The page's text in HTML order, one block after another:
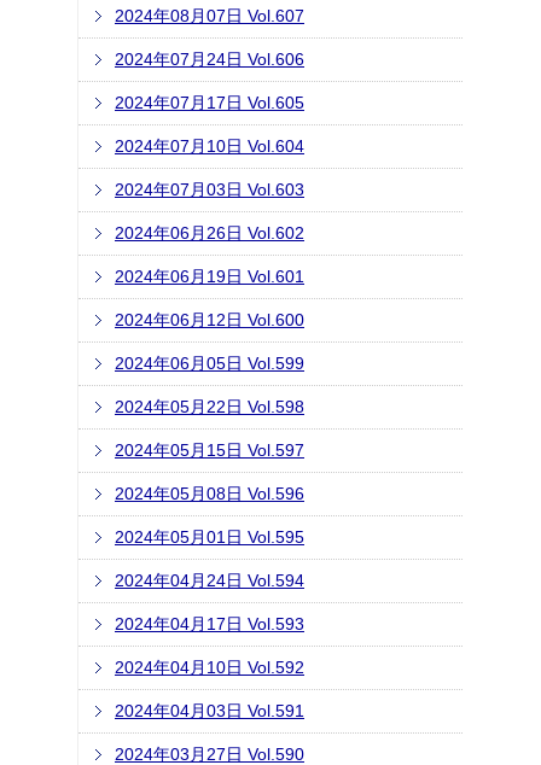
2024年08月07日 Vol.607
2024年07月24日 Vol.606
2024年07月17日 Vol.605
2024年07月10日 Vol.604
2024年07月03日 Vol.603
2024年06月26日 Vol.602
2024年06月19日 Vol.601
2024年06月12日 Vol.600
2024年06月05日 Vol.599
2024年05月22日 Vol.598
2024年05月15日 Vol.597
2024年05月08日 Vol.596
2024年05月01日 Vol.595
2024年04月24日 Vol.594
2024年04月17日 Vol.593
2024年04月10日 Vol.592
2024年04月03日 Vol.591
2024年03月27日 Vol.590